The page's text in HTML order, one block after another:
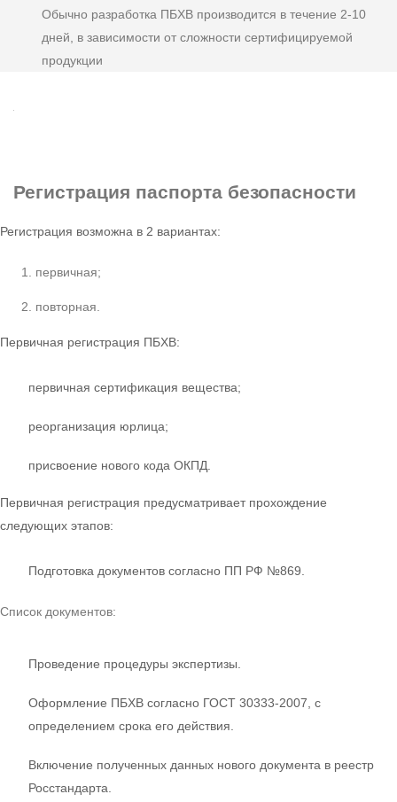
Обычно разработка ПБХВ производится в течение 2-10
дней, в зависимости от сложности сертифицируемой
продукции
Регистрация паспорта безопасности
Регистрация возможна в 2 вариантах:
первичная;
повторная.
Первичная регистрация ПБХВ:
первичная сертификация вещества;
реорганизация юрлица;
присвоение нового кода ОКПД.
Первичная регистрация предусматривает прохождение
следующих этапов:
Подготовка документов согласно ПП РФ №869.
Список документов:
Проведение процедуры экспертизы.
Оформление ПБХВ согласно ГОСТ 30333-2007, с
определением срока его действия.
Включение полученных данных нового документа в реестр
Росстандарта.